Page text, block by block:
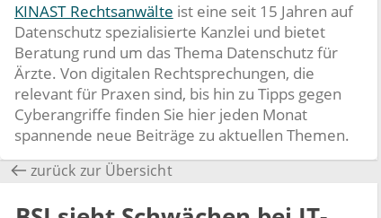
KINAST Rechtsanwälte ist eine seit 15 Jahren auf
Datenschutz spezialisierte Kanzlei und bietet
Beratung rund um das Thema Datenschutz für
Ärzte. Von digitalen Rechtsprechungen, die
relevant für Praxen sind, bis hin zu Tipps gegen
Cyberangriffe finden Sie hier jeden Monat
spannende neue Beiträge zu aktuellen Themen.
zurück zur Übersicht